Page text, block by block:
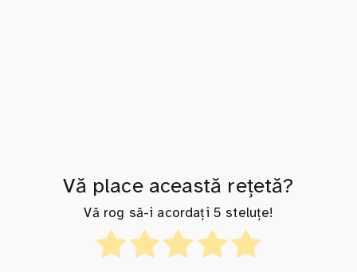
Vă place această rețetă?
Vă rog să-i acordați 5 steluțe!